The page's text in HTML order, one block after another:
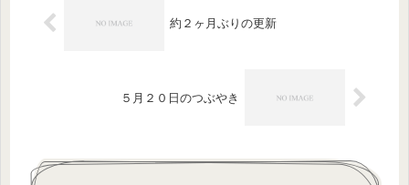
約２ヶ月ぶりの更新
５月２０日のつぶやき